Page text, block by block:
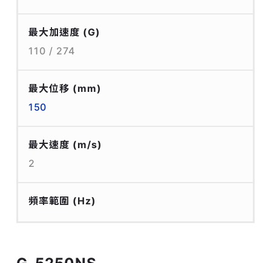
最大加速度 (G)
110 / 274
最大位移 (mm)
150
最大速度 (m/s)
2
頻率範圍 (Hz)